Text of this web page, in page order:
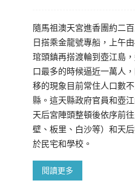
隨馬祖澳天宮進香團約二
日搭乘金龍號專船，上午
琯頭鎮再搭渡輪到壺江島
口最多的時候逼近一萬人
移的現象目前常住人口數
縣。這天縣政府官員和壺
天后宮陣頭整頓後依序前
壁、板里、白沙等）和天
於民宅和學校。
閱讀更多